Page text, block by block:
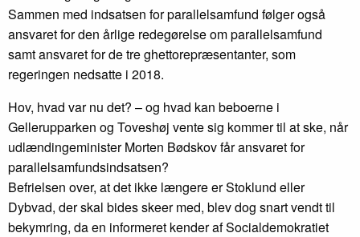
Sammen med indsatsen for parallelsamfund følger også
ansvaret for den årlige redegørelse om parallelsamfund
samt ansvaret for de tre ghettorepræsentanter, som
regeringen nedsatte i 2018.
Hov, hvad var nu det? – og hvad kan beboerne i
Gellerupparken og Toveshøj vente sig kommer til at ske, når
udlændingeminister Morten Bødskov får ansvaret for
parallelsamfundsindsatsen?
Befrielsen over, at det ikke længere er Stoklund eller
Dybvad, der skal bides skeer med, blev dog snart vendt til
bekymring, da en informeret kender af Socialdemokratiet